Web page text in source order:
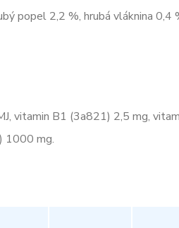
popel 2,2 %, hrubá vláknina 0,4
vitamin B1 (3a821) 2,5 mg,
1000 mg.